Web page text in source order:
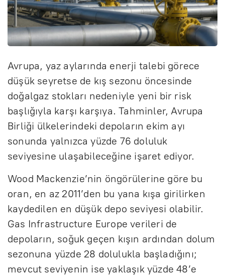
Avrupa, yaz aylarında enerji talebi görece
düşük seyretse de kış sezonu öncesinde
doğalgaz stokları nedeniyle yeni bir risk
başlığıyla karşı karşıya. Tahminler, Avrupa
Birliği ülkelerindeki depoların ekim ayı
sonunda yalnızca yüzde 76 doluluk
seviyesine ulaşabileceğine işaret ediyor.
Wood Mackenzie’nin öngörülerine göre bu
oran, en az 2011’den bu yana kışa girilirken
kaydedilen en düşük depo seviyesi olabilir.
Gas Infrastructure Europe verileri de
depoların, soğuk geçen kışın ardından dolum
sezonuna yüzde 28 dolulukla başladığını;
mevcut seviyenin ise yaklaşık yüzde 48’e